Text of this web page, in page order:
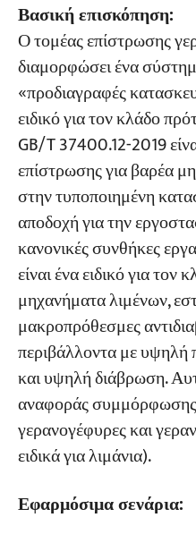
Βασική επισκόπηση:
Ο τομέας επίστρωσης
διαμορφώσει ένα
«προδιαγραφές
ειδικό για τον κλάδο
GB/T 37400.12-2019
επίστρωσης για βαρέα
στην τυποποιημένη
αποδοχή για την
κανονικές συνθήκες
είναι ένα ειδικό για τον
μηχανήματα λιμένων,
μακροπρόθεσμες
περιβάλλοντα με υψηλή
και υψηλή διάβρωση.
αναφοράς συμμόρφωσης
γερανογέφυρες και
ειδικά για λιμάνια).
Εφαρμόσιμα σενάρια: